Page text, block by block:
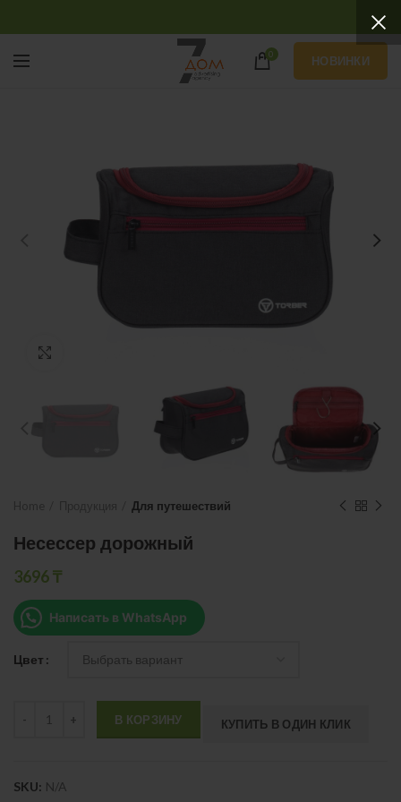
0 НОВИНКИ
Для путешествий
Несессер дорожный
3696₸
Написать в WhatsApp
Цвет
В КОРЗИНУ КУПИТЬ В ОДИН КЛИК
SKU: N/A